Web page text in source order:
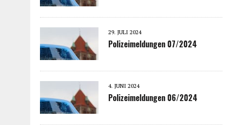
29. JULI 2024
Polizeimeldungen 07/2024
4. JUNI 2024
Polizeimeldungen 06/2024